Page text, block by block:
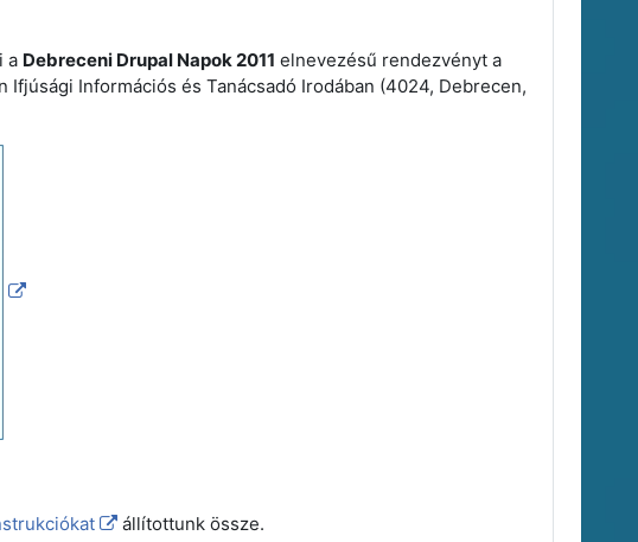
a Debreceni Drupal Napok 2011 elnevezésű rendezvényt a
Információs és Tanácsadó Irodában (4024, Debrecen,
állítottunk össze.